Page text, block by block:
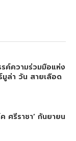
ค์ความร่วมมือแห่ง
ล่า วัน สายเลือด
ศรีราชา’ กันยายน